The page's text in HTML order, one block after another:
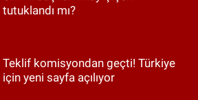
tutuklandı mı?
Teklif komisyondan geçti! Türkiye
için yeni sayfa açılıyor